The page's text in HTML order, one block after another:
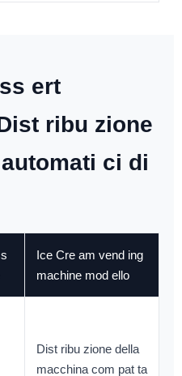
ert
ribu zione
ci di
Ice Cre am vend ing
machine mod ello
Dist ribu zione della
macchina com pat ta